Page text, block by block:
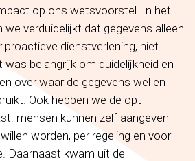
op ons wetsvoorstel. In het
verduidelijkt dat gegevens alleen
dienstverlening, niet
was belangrijk om duidelijkheid en
over waar de gegevens wel en
Ook hebben we de opt-
mensen kunnen zelf aangeven
worden, per regeling en voor
Daarnaast kwam uit de